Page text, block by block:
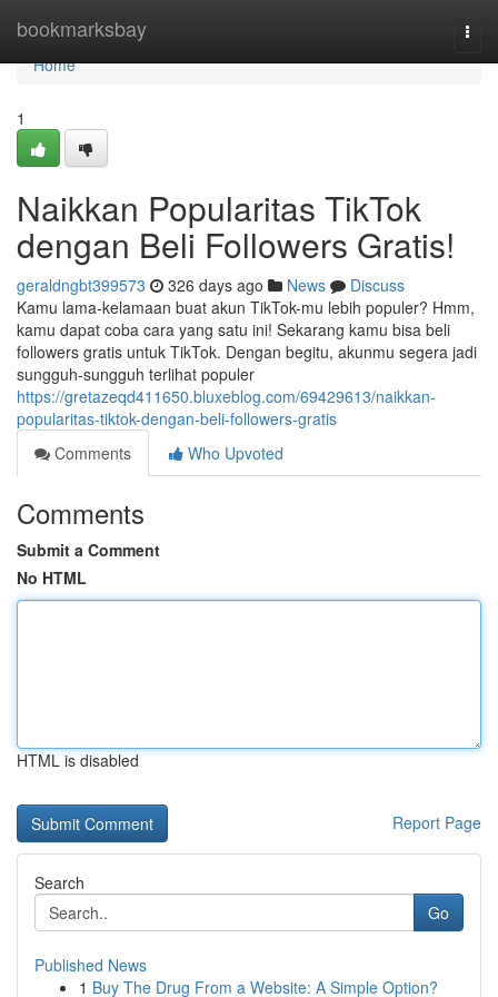
bookmarksbay
Home
Home
1
Naikkan Popularitas TikTok
dengan Beli Followers Gratis!
geraldngbt399573 326 days ago News
Discuss
Kamu lama-kelamaan buat akun TikTok-mu lebih populer? Hmm,
kamu dapat coba cara yang satu ini! Sekarang kamu bisa beli
followers gratis untuk TikTok. Dengan begitu, akunmu segera jadi
sungguh-sungguh terlihat populer
https://gretazeqd411650.bluxeblog.com/69429613/naikkan-
popularitas-tiktok-dengan-beli-followers-gratis
Comments
Who Upvoted
Comments
Submit a Comment
No HTML
HTML is disabled
Report Page
Search
Go
Published News
1 Buy The Drug From a Website: A Simple Option?